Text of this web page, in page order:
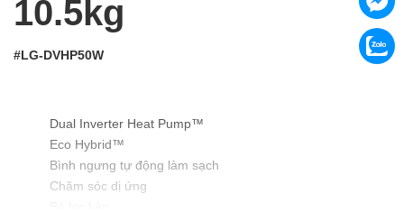
10.5kg
#LG-DVHP50W
Dual Inverter Heat Pump™
Eco Hybrid™
Bình ngưng tự động làm sạch
Chăm sóc dị ứng